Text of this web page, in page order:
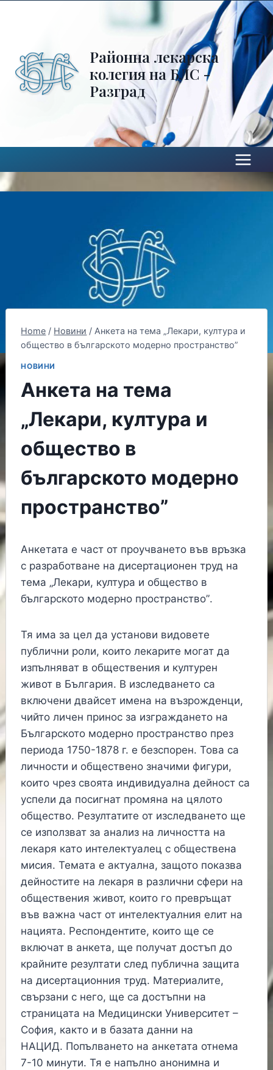
Районна лекарска
колегия на БЛС -
Разград
Home / Новини / Анкета на тема „Лекари, култура и
общество в българското модерно пространство”
НОВИНИ
Анкета на тема
„Лекари, култура и
общество в
българското модерно
пространство”
Анкетата е част от проучването във връзка
с разработване на дисертационен труд на
тема „Лекари, култура и общество в
българското модерно пространство”.
Тя има за цел да установи видовете
публични роли, които лекарите могат да
изпълняват в обществения и културен
живот в България. В изследването са
включени двайсет имена на възрожденци,
чийто личен принос за изграждането на
Българското модерно пространство през
периода 1750-1878 г. е безспорен. Това са
личности и обществено значими фигури,
които чрез своята индивидуална дейност са
успели да посигнат промяна на цялото
общество. Резултатите от изследването ще
се използват за анализ на личността на
лекаря като интелектуалец с обществена
мисия. Темата е актуална, защото показва
дейностите на лекаря в различни сфери на
обществения живот, които го превръщат
във важна част от интелектуалния елит на
нацията. Респондентите, които ще се
включат в анкета, ще получат достъп до
крайните резултати след публична защита
на дисертационния труд. Материалите,
свързани с него, ще са достъпни на
страницата на Медицински Университет –
София, както и в базата данни на
НАЦИД. Попълването на анкетата отнема
7-10 минути. Тя е напълно анонимна и